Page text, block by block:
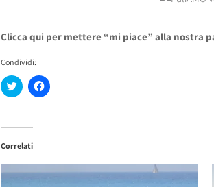
Clicca qui per mettere “mi piace” alla nostra
Condividi:
Fai
clic
su
(Si
in
una
Fai
clic
una
nuova
Correlati